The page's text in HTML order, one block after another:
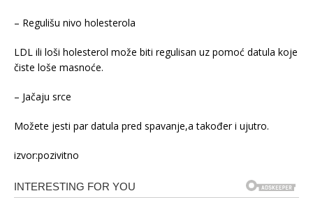
– Regulišu nivo holesterola
LDL ili loši holesterol može biti regulisan uz pomoć datula koje
čiste loše masnoće.
– Jačaju srce
Možete jesti par datula pred spavanje,a također i ujutro.
izvor:pozivitno